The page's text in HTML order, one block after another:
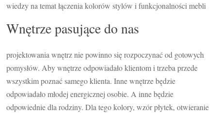
wiedzy na temat łączenia kolorów stylów i funkcjonalności mebli
Wnętrze pasujące do nas
projektowania wnętrz nie powinno się rozpoczynać od gotowych
pomysłów. Aby wnętrze odpowiadało klientom i trzeba przede
wszystkim poznać samego klienta. Inne wnętrze będzie
odpowiadało młodej energicznej osobie. A inne będzie
odpowiednie dla rodziny. Dla tego kolory, wzór płytek, otwieranie